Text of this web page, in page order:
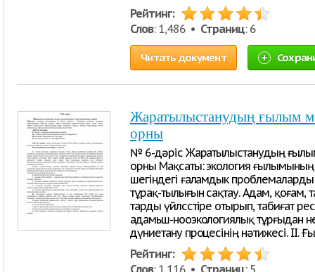
Рейтинг:
Слов: 1,486 • Страниц: 6
Читать документ
Жаратылыстанудың ғылым
орны
№ 6-дәріс Жаратылыстанудың
орны Мақсаты: экология
шегіндегі ғаламдык
тұрақ-тылығын сақтау. Адам, қоғам,
тарды үйлсстіре отырып, табиғат
адамьш-нооэкологиялық тұрғыдан
дүниетану процесінің нәтижесі. II.
Рейтинг:
Слов: 1,116 • Страниц: 5